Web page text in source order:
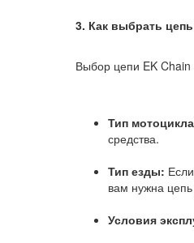
3. Как выбрать
Выбор цепи EK Chain
Тип
средства.
Тип езды:
вам нужна
Условия